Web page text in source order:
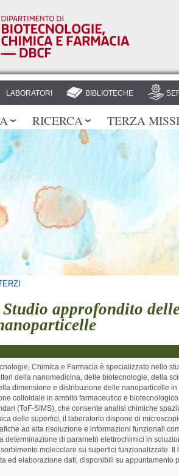
LABORATORI BIBLIOTECHE
RICERCA TERZA
approfondito
Chimica e Farmacia è specializzato nello
della nanomedicina, delle biotecnologie, della
dimensione e distribuzione delle nanoparticelle
colloidale in ambito farmaceutico e
(ToF-SIMS), che consente analisi chimiche
delle superfici, il laboratorio dispone di
ad alta risoluzione e informazioni funzionali
di parametri elettrochimici in
molecolare su superfici funzionalizzate.
ed elaborazione dati, disponibili su appuntamento